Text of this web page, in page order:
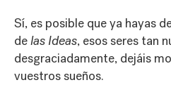
Sí, es posible que ya hayas
delas Ideas, esos seres tan
desgraciadamente, dejáis
vuestros sueños.